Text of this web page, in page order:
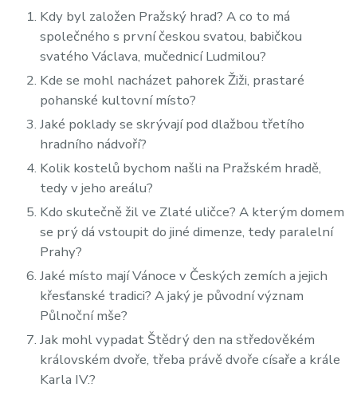
Kdy byl založen Pražský hrad? A co to má
společného s první českou svatou, babičkou
svatého Václava, mučednicí Ludmilou?
Kde se mohl nacházet pahorek Žiži, prastaré
pohanské kultovní místo?
Jaké poklady se skrývají pod dlažbou třetího
hradního nádvoří?
Kolik kostelů bychom našli na Pražském hradě,
tedy v jeho areálu?
Kdo skutečně žil ve Zlaté uličce? A kterým domem
se prý dá vstoupit do jiné dimenze, tedy paralelní
Prahy?
Jaké místo mají Vánoce v Českých zemích a jejich
křesťanské tradici? A jaký je původní význam
Půlnoční mše?
Jak mohl vypadat Štědrý den na středověkém
královském dvoře, třeba právě dvoře císaře a krále
Karla IV.?